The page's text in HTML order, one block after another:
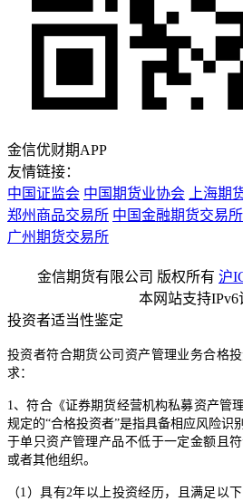
金信优财期APP
友情链接：
中国证监会 中国期货业协会 上海期
郑州商品交易所 中国金融期货交易所
广州期货交易所
金信期货有限公司 版权所有 沪
本网站支持IPv6
投资者适当性鉴定
投资者符合期货公司资产管理业务合格
求：
1、符合《证券期货经营机构私募资产管
规定的“合格投资者”是指具备相应风险识
于单只资产管理产品不低于一定金额且
或者其他组织。
（1）具有2年以上投资经历，且满足以